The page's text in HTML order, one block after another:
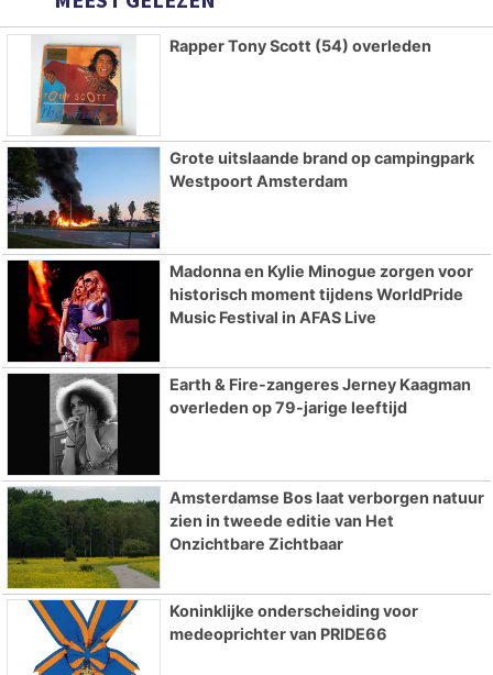
Rapper Tony Scott (54) overleden
Grote uitslaande brand op campingpark
Westpoort Amsterdam
Madonna en Kylie Minogue zorgen voor
historisch moment tijdens WorldPride
Music Festival in AFAS Live
Earth & Fire-zangeres Jerney Kaagman
overleden op 79-jarige leeftijd
Amsterdamse Bos laat verborgen natuur
zien in tweede editie van Het
Onzichtbare Zichtbaar
Koninklijke onderscheiding voor
medeoprichter van PRIDE66